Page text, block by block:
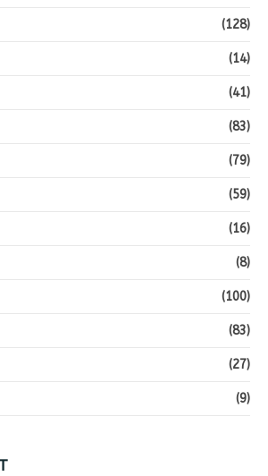
(128)
(14)
(41)
(83)
(79)
(59)
(16)
(8)
(100)
(83)
(27)
(9)